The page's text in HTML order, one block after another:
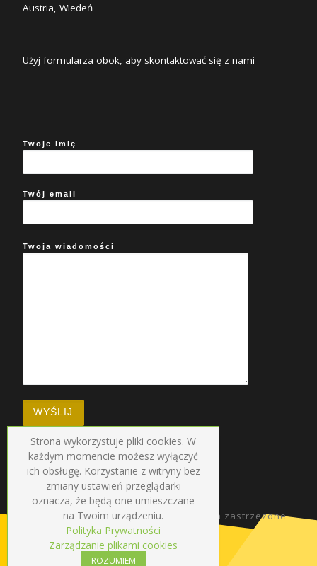
Austria, Wiedeń
Użyj formularza obok, aby skontaktować się z nami
Twoje imię
Twój email
Twoja wiadomości
© 2026 Radio Droga – Wszelkie prawa zastrzezone
Strona wykorzystuje pliki cookies. W
każdym momencie możesz wyłączyć
ich obsługę. Korzystanie z witryny bez
zmiany ustawień przeglądarki
oznacza, że będą one umieszczane
na Twoim urządzeniu.
Polityka Prywatności
Zarządzanie plikami cookies
ROZUMIEM